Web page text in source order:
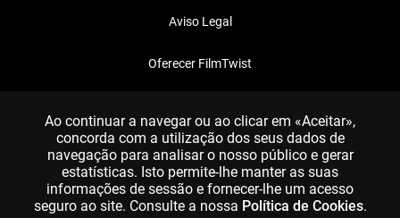
Aviso Legal
Oferecer FilmTwist
Ao continuar a navegar ou ao clicar em «Aceitar»,
concorda com a utilização dos seus dados de
navegação para analisar o nosso público e gerar
estatísticas. Isto permite-lhe manter as suas
informações de sessão e fornecer-lhe um acesso
seguro ao site. Consulte a nossa Política de Cookies.